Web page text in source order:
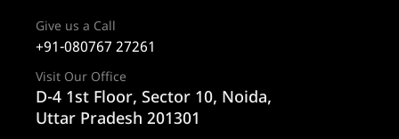
Give us a Call
+91-080767 27261
Visit Our Office
D-4 1st Floor, Sector 10, Noida,
Uttar Pradesh 201301